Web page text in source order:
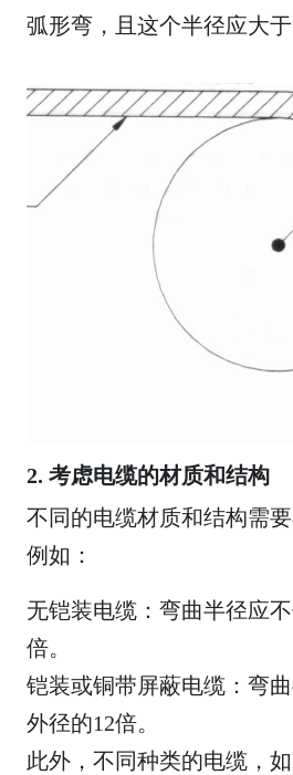
弧形弯，且这个半径应大于
2. 考虑电缆的材质和结构
不同的电缆材质和结构需要
例如：
无铠装电缆：弯曲半径应
倍。
铠装或铜带屏蔽电缆：弯
外径的12倍。
此外，不同种类的电缆，